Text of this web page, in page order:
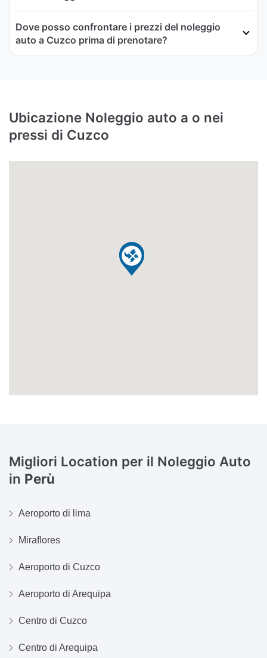
Dove posso confrontare i prezzi del noleggio
auto a Cuzco prima di prenotare?
Ubicazione Noleggio auto a o nei
pressi di Cuzco
Migliori Location per il Noleggio Auto
in Perù
Aeroporto di lima
Miraflores
Aeroporto di Cuzco
Aeroporto di Arequipa
Centro di Cuzco
Centro di Arequipa